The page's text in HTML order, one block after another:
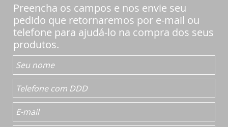
Preencha os campos e nos envie seu
pedido que retornaremos por e-mail ou
telefone para ajudá-lo na compra dos seus
produtos.